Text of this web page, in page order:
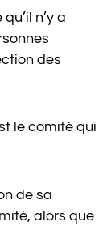
n’y a
des
le comité qui
de sa
alors que